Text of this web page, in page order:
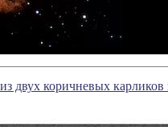
двух коричневых карликов